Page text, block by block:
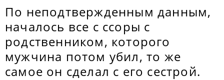
По неподтвержденным данным,
началось все с ссоры с
родственником, которого
мужчина потом убил, то же
самое он сделал с его сестрой.